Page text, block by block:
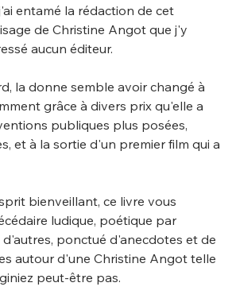
entamé la rédaction de cet
de Christine Angot que j'y
aucun éditeur.
la donne semble avoir changé à
grâce à divers prix qu'elle a
publiques plus posées,
et à la sortie d'un premier film qui a
bienveillant, ce livre vous
ludique, poétique par
ponctué d'anecdotes et de
autour d'une Christine Angot telle
peut-être pas.